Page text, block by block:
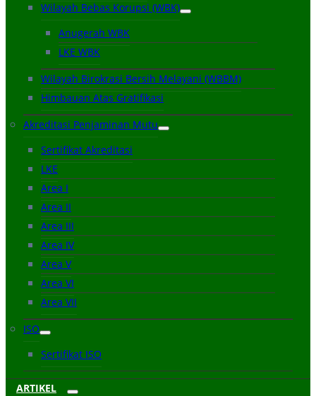
Wilayah Bebas Korupsi (WBK)
Anugerah WBK
LKE WBK
Wilayah Birokrasi Bersih Melayani (WBBM)
Himbauan Atas Gratifikasi
Akreditasi Penjaminan Mutu
Sertifikat Akreditasi
LKE
Area I
Area II
Area III
Area IV
Area V
Area VI
Area VII
ISO
Sertifikat ISO
ARTIKEL